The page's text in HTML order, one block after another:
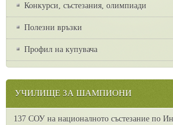
Конкурси, състезания, олимпиади
Полезни връзки
Профил на купувача
УЧИЛИЩЕ ЗА ШАМПИОНИ
137 СОУ на националното състезание по